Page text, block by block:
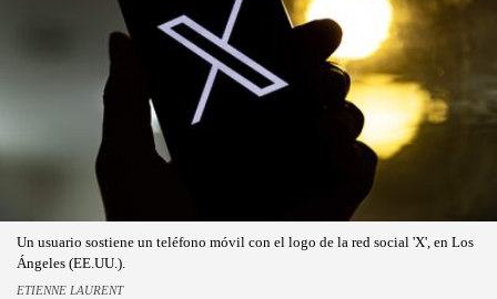
Un usuario sostiene un teléfono móvil con el logo de la red social 'X', en Los
Ángeles (EE.UU.).
ETIENNE LAURENT